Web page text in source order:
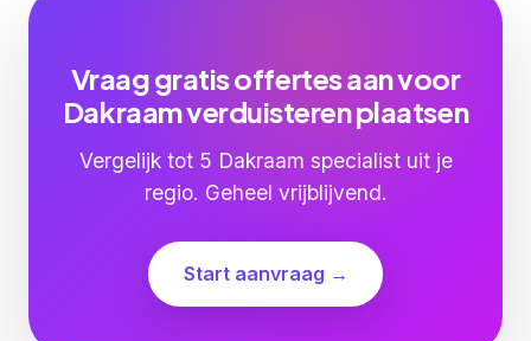
Vraag gratis offertes aan voor
Dakraam verduisteren plaatsen
Vergelijk tot 5 Dakraam specialist uit je
regio. Geheel vrijblijvend.
Start aanvraag →